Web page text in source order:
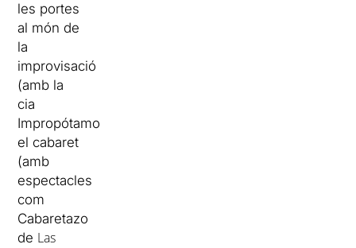
les portes
al món de
la
improvisació
(amb la
cia
Impropótamo
el cabaret
(amb
espectacles
com
Cabaretazo
de Las